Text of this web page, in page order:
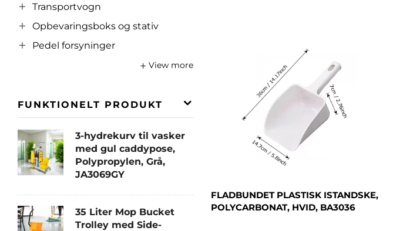
Transportvogn
Opbevaringsboks og stativ
Pedel forsyninger
View more
FUNKTIONELT PRODUKT
3-hydrekurv til vasker
med gul caddypose,
Polypropylen, Grå,
JA3069GY
35 Liter Mop Bucket
Trolley med Side-
FLADBUNDET PLASTISK ISTANDSKE,
POLYCARBONAT, HVID, BA3036